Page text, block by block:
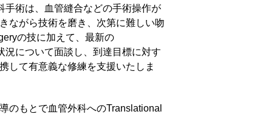
手術は、血管縫合などの手術操作が
ながら技術を磨き、次第に難しい吻
の技に加えて、最新の
について面談し、到達目標に対す
して有意義な修練を支援いたしま
のもとで血管外科へのTranslational